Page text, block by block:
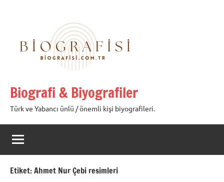
Biografi & Biyografiler
Türk ve Yabancı ünlü / önemli kişi biyografileri.
Etiket:Ahmet Nur Çebi resimleri